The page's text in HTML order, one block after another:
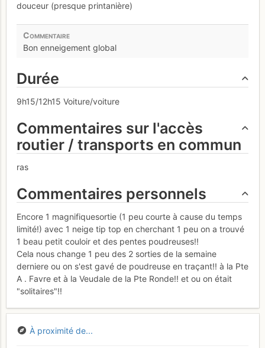
douceur (presque printanière)
Bon enneigement global
Durée
9h15/12h15 Voiture/voiture
Commentaires sur l'accès
routier / transports en commun
ras
Commentaires personnels
Encore 1 magnifiquesortie (1 peu courte à cause du temps
limité!) avec 1 neige tip top en cherchant 1 peu on a trouvé
1 beau petit couloir et des pentes poudreuses!!
Cela nous change 1 peu des 2 sorties de la semaine
derniere ou on s'est gavé de poudreuse en traçant!! à la Pte
A . Favre et à la Veudale de la Pte Ronde!! et ou on était
"solitaires"!!
À proximité de...